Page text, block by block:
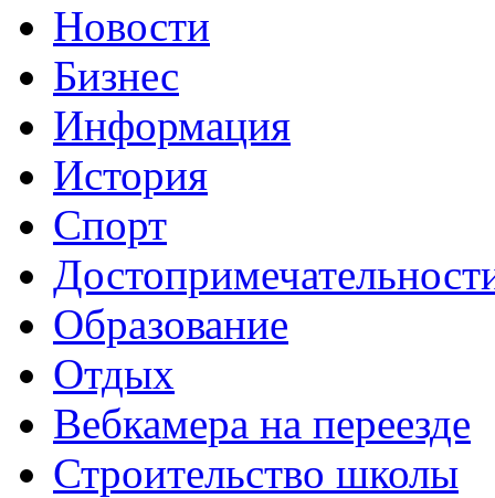
Новости
Бизнес
Информация
История
Спорт
Образование
Отдых
Вебкамера на переезде
Строительство школы